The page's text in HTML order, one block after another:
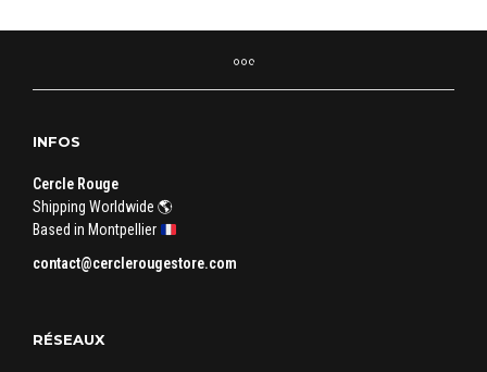
INFOS
Cercle Rouge
Shipping Worldwide 🌎
Based in Montpellier
contact@cerclerougestore.com
RÉSEAUX